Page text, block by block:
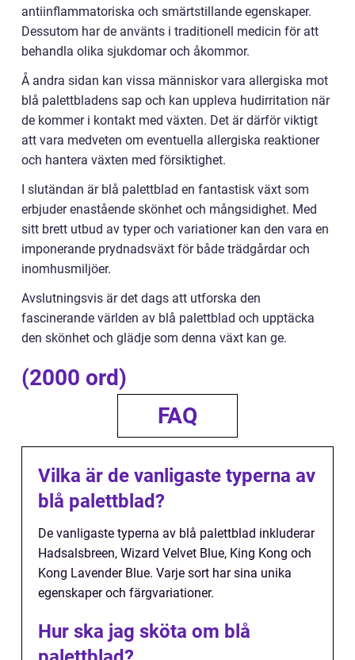
antiinflammatoriska och smärtstillande egenskaper.
Dessutom har de använts i traditionell medicin för att
behandla olika sjukdomar och åkommor.
Å andra sidan kan vissa människor vara allergiska mot
blå palettbladens sap och kan uppleva hudirritation när
de kommer i kontakt med växten. Det är därför viktigt
att vara medveten om eventuella allergiska reaktioner
och hantera växten med försiktighet.
I slutändan är blå palettblad en fantastisk växt som
erbjuder enastående skönhet och mångsidighet. Med
sitt brett utbud av typer och variationer kan den vara en
imponerande prydnadsväxt för både trädgårdar och
inomhusmiljöer.
Avslutningsvis är det dags att utforska den
fascinerande världen av blå palettblad och upptäcka
den skönhet och glädje som denna växt kan ge.
(2000 ord)
FAQ
Vilka är de vanligaste typerna av
blå palettblad?
De vanligaste typerna av blå palettblad inkluderar
Hadsalsbreen, Wizard Velvet Blue, King Kong och
Kong Lavender Blue. Varje sort har sina unika
egenskaper och färgvariationer.
Hur ska jag sköta om blå